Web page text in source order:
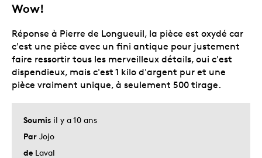
Dispendieux
Décrivez-vous Guidé par la qualité
Wow!
Soumis il y a 10 ans
Par Jojo
de Laval
Réponse à Pierre de Longueuil, la pièce est oxydé car
c'est une pièce avec un fini antique pour justement
faire ressortir tous les merveilleux détails, oui c'est
dispendieux, mais c'est 1 kilo d'argent pur et une
pièce vraiment unique, à seulement 500 tirage.